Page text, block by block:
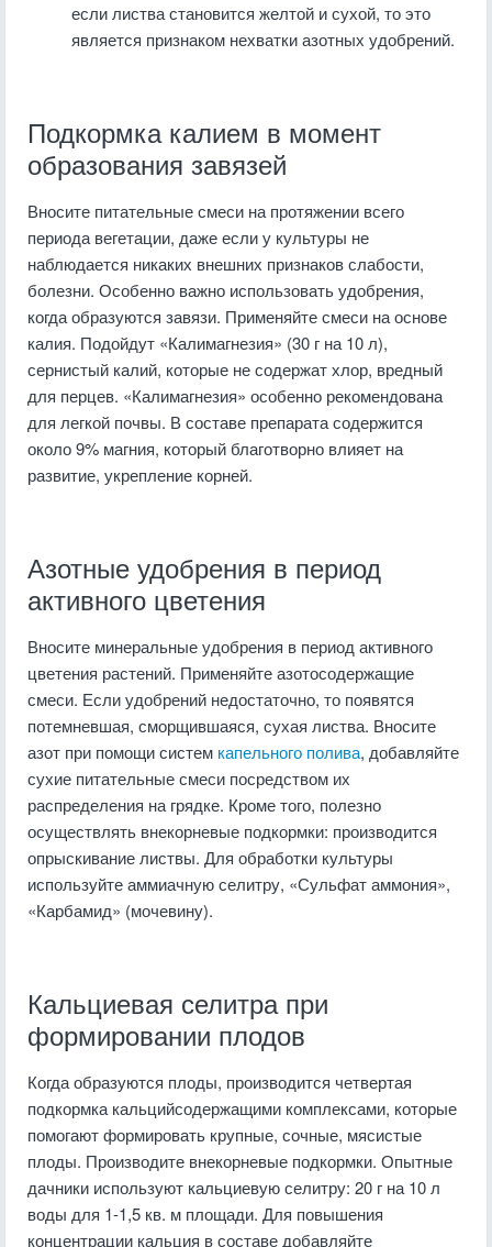
если листва становится желтой и сухой, то это
является признаком нехватки азотных удобрений.
Подкормка калием в момент
образования завязей
Вносите питательные смеси на протяжении всего
периода вегетации, даже если у культуры не
наблюдается никаких внешних признаков слабости,
болезни. Особенно важно использовать удобрения,
когда образуются завязи. Применяйте смеси на основе
калия. Подойдут «Калимагнезия» (30 г на 10 л),
сернистый калий, которые не содержат хлор, вредный
для перцев. «Калимагнезия» особенно рекомендована
для легкой почвы. В составе препарата содержится
около 9% магния, который благотворно влияет на
развитие, укрепление корней.
Азотные удобрения в период
активного цветения
Вносите минеральные удобрения в период активного
цветения растений. Применяйте азотосодержащие
смеси. Если удобрений недостаточно, то появятся
потемневшая, сморщившаяся, сухая листва. Вносите
азот при помощи систем капельного полива, добавляйте
сухие питательные смеси посредством их
распределения на грядке. Кроме того, полезно
осуществлять внекорневые подкормки: производится
опрыскивание листвы. Для обработки культуры
используйте аммиачную селитру, «Сульфат аммония»,
«Карбамид» (мочевину).
Кальциевая селитра при
формировании плодов
Когда образуются плоды, производится четвертая
подкормка кальцийсодержащими комплексами, которые
помогают формировать крупные, сочные, мясистые
плоды. Производите внекорневые подкормки. Опытные
дачники используют кальциевую селитру: 20 г на 10 л
воды для 1-1,5 кв. м площади. Для повышения
концентрации кальция в составе добавляйте